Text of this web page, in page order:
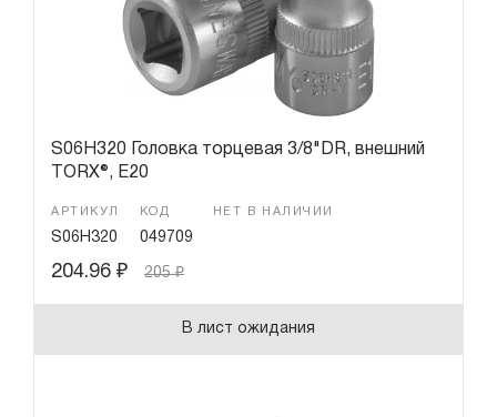
S06H320 Головка торцевая 3/8"DR, внешний
TORX®, Е20
АРТИКУЛ
S06H320
КОД
049709
НЕТ В НАЛИЧИИ
204.96 ₽ 205₽
В лист ожидания